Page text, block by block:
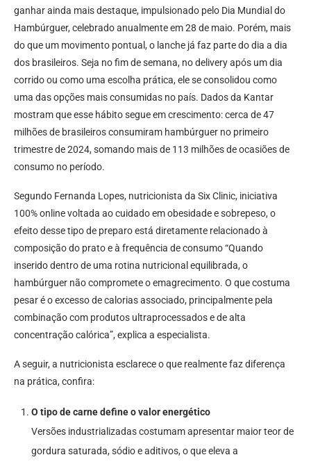
ganhar ainda mais destaque, impulsionado pelo Dia Mundial do
Hambúrguer, celebrado anualmente em 28 de maio. Porém, mais
do que um movimento pontual, o lanche já faz parte do dia a dia
dos brasileiros. Seja no fim de semana, no delivery após um dia
corrido ou como uma escolha prática, ele se consolidou como
uma das opções mais consumidas no país. Dados da Kantar
mostram que esse hábito segue em crescimento: cerca de 47
milhões de brasileiros consumiram hambúrguer no primeiro
trimestre de 2024, somando mais de 113 milhões de ocasiões de
consumo no período.
Segundo Fernanda Lopes, nutricionista da Six Clinic, iniciativa
100% online voltada ao cuidado em obesidade e sobrepeso, o
efeito desse tipo de preparo está diretamente relacionado à
composição do prato e à frequência de consumo “Quando
inserido dentro de uma rotina nutricional equilibrada, o
hambúrguer não compromete o emagrecimento. O que costuma
pesar é o excesso de calorias associado, principalmente pela
combinação com produtos ultraprocessados e de alta
concentração calórica”, explica a especialista.
A seguir, a nutricionista esclarece o que realmente faz diferença
na prática, confira:
O tipo de carne define o valor energético
Versões industrializadas costumam apresentar maior teor de
gordura saturada, sódio e aditivos, o que eleva a